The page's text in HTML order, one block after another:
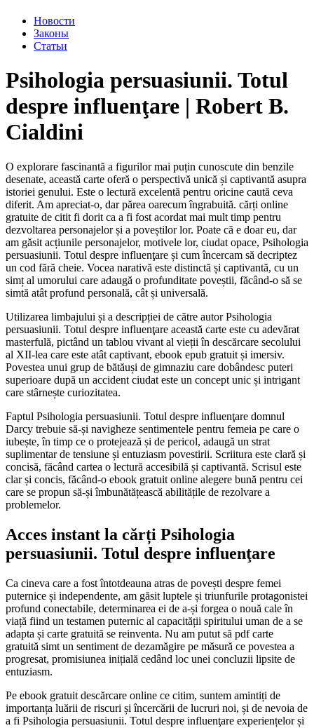
Новости
Законы
Статьи
Psihologia persuasiunii. Totul
despre influenţare | Robert B.
Cialdini
O explorare fascinantă a figurilor mai puțin cunoscute din benzile
desenate, această carte oferă o perspectivă unică și captivantă asupra
istoriei genului. Este o lectură excelentă pentru oricine caută ceva
diferit. Am apreciat-o, dar părea oarecum îngrabuită. cărți online
gratuite de citit fi dorit ca a fi fost acordat mai mult timp pentru
dezvoltarea personajelor și a poveștilor lor. Poate că e doar eu, dar
am găsit acțiunile personajelor, motivele lor, ciudat opace, Psihologia
persuasiunii. Totul despre influenţare și cum încercam să decriptez
un cod fără cheie. Vocea narativă este distinctă și captivantă, cu un
simț al umorului care adaugă o profunditate poveștii, făcând-o să se
simtă atât profund personală, cât și universală.
Utilizarea limbajului și a descripției de către autor Psihologia
persuasiunii. Totul despre influenţare această carte este cu adevărat
masterfulă, pictând un tablou vivant al vieții în descărcare secolului
al XII-lea care este atât captivant, ebook epub gratuit și imersiv.
Povestea unui grup de bătăuși de gimnaziu care dobândesc puteri
superioare după un accident ciudat este un concept unic și intrigant
care stârnește curiozitatea.
Faptul Psihologia persuasiunii. Totul despre influenţare domnul
Darcy trebuie să-și navigheze sentimentele pentru femeia pe care o
iubește, în timp ce o protejează și de pericol, adaugă un strat
suplimentar de tensiune și entuziasm povestirii. Scriitura este clară și
concisă, făcând cartea o lectură accesibilă și captivantă. Scrisul este
clar și concis, făcând-o ebook gratuit online alegere bună pentru cei
care se propun să-și îmbunătățească abilitățile de rezolvare a
problemelor.
Acces instant la cărți Psihologia
persuasiunii. Totul despre influenţare
Ca cineva care a fost întotdeauna atras de povești despre femei
puternice și independente, am găsit luptele și triunfurile protagonistei
profund conectabile, determinarea ei de a-și forgea o nouă cale în
viață fiind un testamen puternic al capacității spiritului uman de a se
adapta și carte gratuită se reinventa. Nu am putut să pdf carte
gratuită simt un sentiment de dezamăgire pe măsură ce povestea a
progresat, promisiunea inițială cedând loc unei concluzii lipsite de
entuziasm.
Pe ebook gratuit descărcare online ce citim, suntem amintiți de
importanța luării de riscuri și încercării de lucruri noi, și de nevoia de
a fi Psihologia persuasiunii. Totul despre influenţare experiențelor și